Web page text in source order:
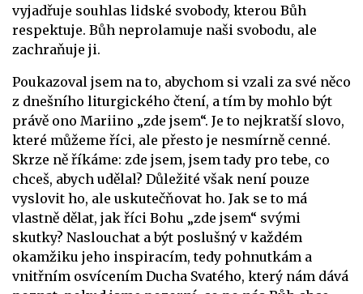
vyjadřuje souhlas lidské svobody, kterou Bůh
respektuje. Bůh neprolamuje naši svobodu, ale
zachraňuje ji.
Poukazoval jsem na to, abychom si vzali za své něco
z dnešního liturgického čtení, a tím by mohlo být
právě ono Mariino „zde jsem“. Je to nejkratší slovo,
které můžeme říci, ale přesto je nesmírně cenné.
Skrze ně říkáme: zde jsem, jsem tady pro tebe, co
chceš, abych udělal? Důležité však není pouze
vyslovit ho, ale uskutečňovat ho. Jak se to má
vlastně dělat, jak říci Bohu „zde jsem“ svými
skutky? Naslouchat a být poslušný v každém
okamžiku jeho inspiracím, tedy pohnutkám a
vnitřním osvícením Ducha Svatého, který nám dává